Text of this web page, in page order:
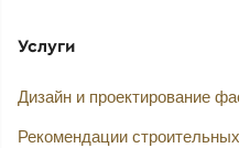
Услуги
Дизайн и проектирование
Рекомендации